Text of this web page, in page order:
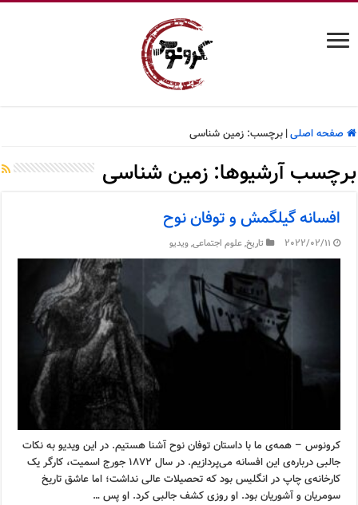
صفحه اصلی| برچسب:زمین شناسی
برچسب آرشیوها:زمین شناسی
افسانه گیلگمش و توفان نوح
2022/02/11 تاریخ,علوم اجتماعی,ویدیو
کرونوس – همه‌ی ما با داستان توفان نوح آشنا هستیم. در این ویدیو به نکات
جالبی درباره‌ی این افسانه می‌پردازیم. در سال ۱۸۷۲ جورج اسمیت، کارگر یک
کارخانه‌ی چاپ در انگلیس بود که تحصیلات عالی نداشت؛ اما عاشق تاریخ
سومریان و آشوریان بود. او روزی کشف جالبی کرد. او پس …